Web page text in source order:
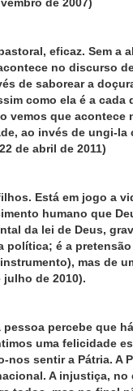
de 2007)
eficaz. Sem a
no discurso
de saborear a
como ela é a cada
vemos que acontece
ao invés de ungi-la
de abril de 2011)
Está em jogo a
humano que
da lei de Deus,
política; é a
mas de
de 2010).
percebe que
uma felicidade
sentir a Pátria. A
A injustiça, no